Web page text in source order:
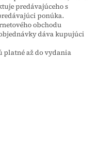
predávajúceho s
ponúka.
obchodu
dáva kupujúci
platné až do vydania